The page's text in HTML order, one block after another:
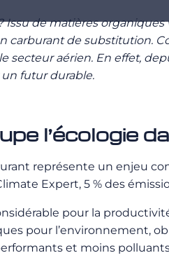
Issu de matières
carburant de substitution.
secteur aérien. En effet,
futur durable.
l’écologie
représente un enjeu
Expert, 5 % des
pour la
pour l’environnement,
et moins